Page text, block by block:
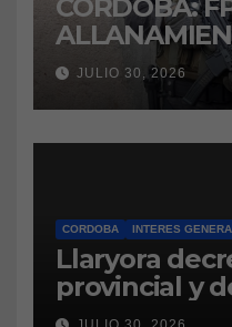
CÓRDOBA:
VILLA
CAUSA DE
CÁRCEL DE
JULIO 30, 2026
CORDOBA INTERES
Llaryora
provincial y
bomberos